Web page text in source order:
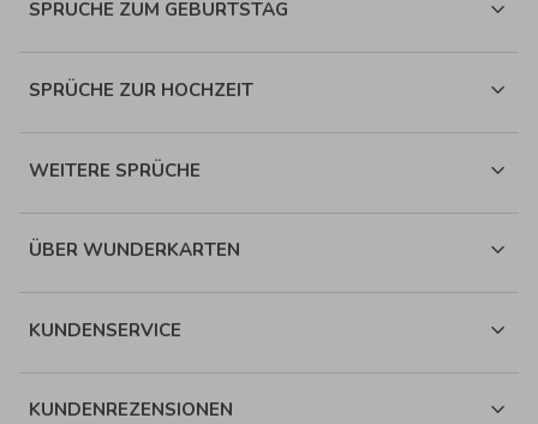
SPRÜCHE ZUM GEBURTSTAG
SPRÜCHE ZUR HOCHZEIT
WEITERE SPRÜCHE
ÜBER WUNDERKARTEN
KUNDENSERVICE
KUNDENREZENSIONEN